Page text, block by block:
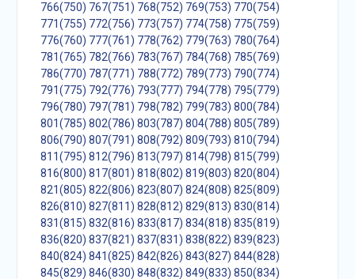
766(750) 767(751) 768(752) 769(753) 770(754)
771(755) 772(756) 773(757) 774(758) 775(759)
776(760) 777(761) 778(762) 779(763) 780(764)
781(765) 782(766) 783(767) 784(768) 785(769)
786(770) 787(771) 788(772) 789(773) 790(774)
791(775) 792(776) 793(777) 794(778) 795(779)
796(780) 797(781) 798(782) 799(783) 800(784)
801(785) 802(786) 803(787) 804(788) 805(789)
806(790) 807(791) 808(792) 809(793) 810(794)
811(795) 812(796) 813(797) 814(798) 815(799)
816(800) 817(801) 818(802) 819(803) 820(804)
821(805) 822(806) 823(807) 824(808) 825(809)
826(810) 827(811) 828(812) 829(813) 830(814)
831(815) 832(816) 833(817) 834(818) 835(819)
836(820) 837(821) 837(831) 838(822) 839(823)
840(824) 841(825) 842(826) 843(827) 844(828)
845(829) 846(830) 848(832) 849(833) 850(834)